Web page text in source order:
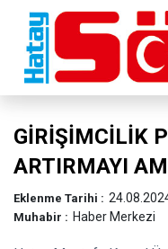
GİRİŞİMCİLİK
ARTIRMAYI
Eklenme Tarihi :
Muhabir : Haber Merkezi